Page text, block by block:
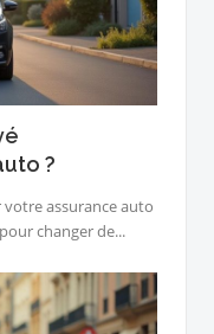
?
assurance auto
changer de...